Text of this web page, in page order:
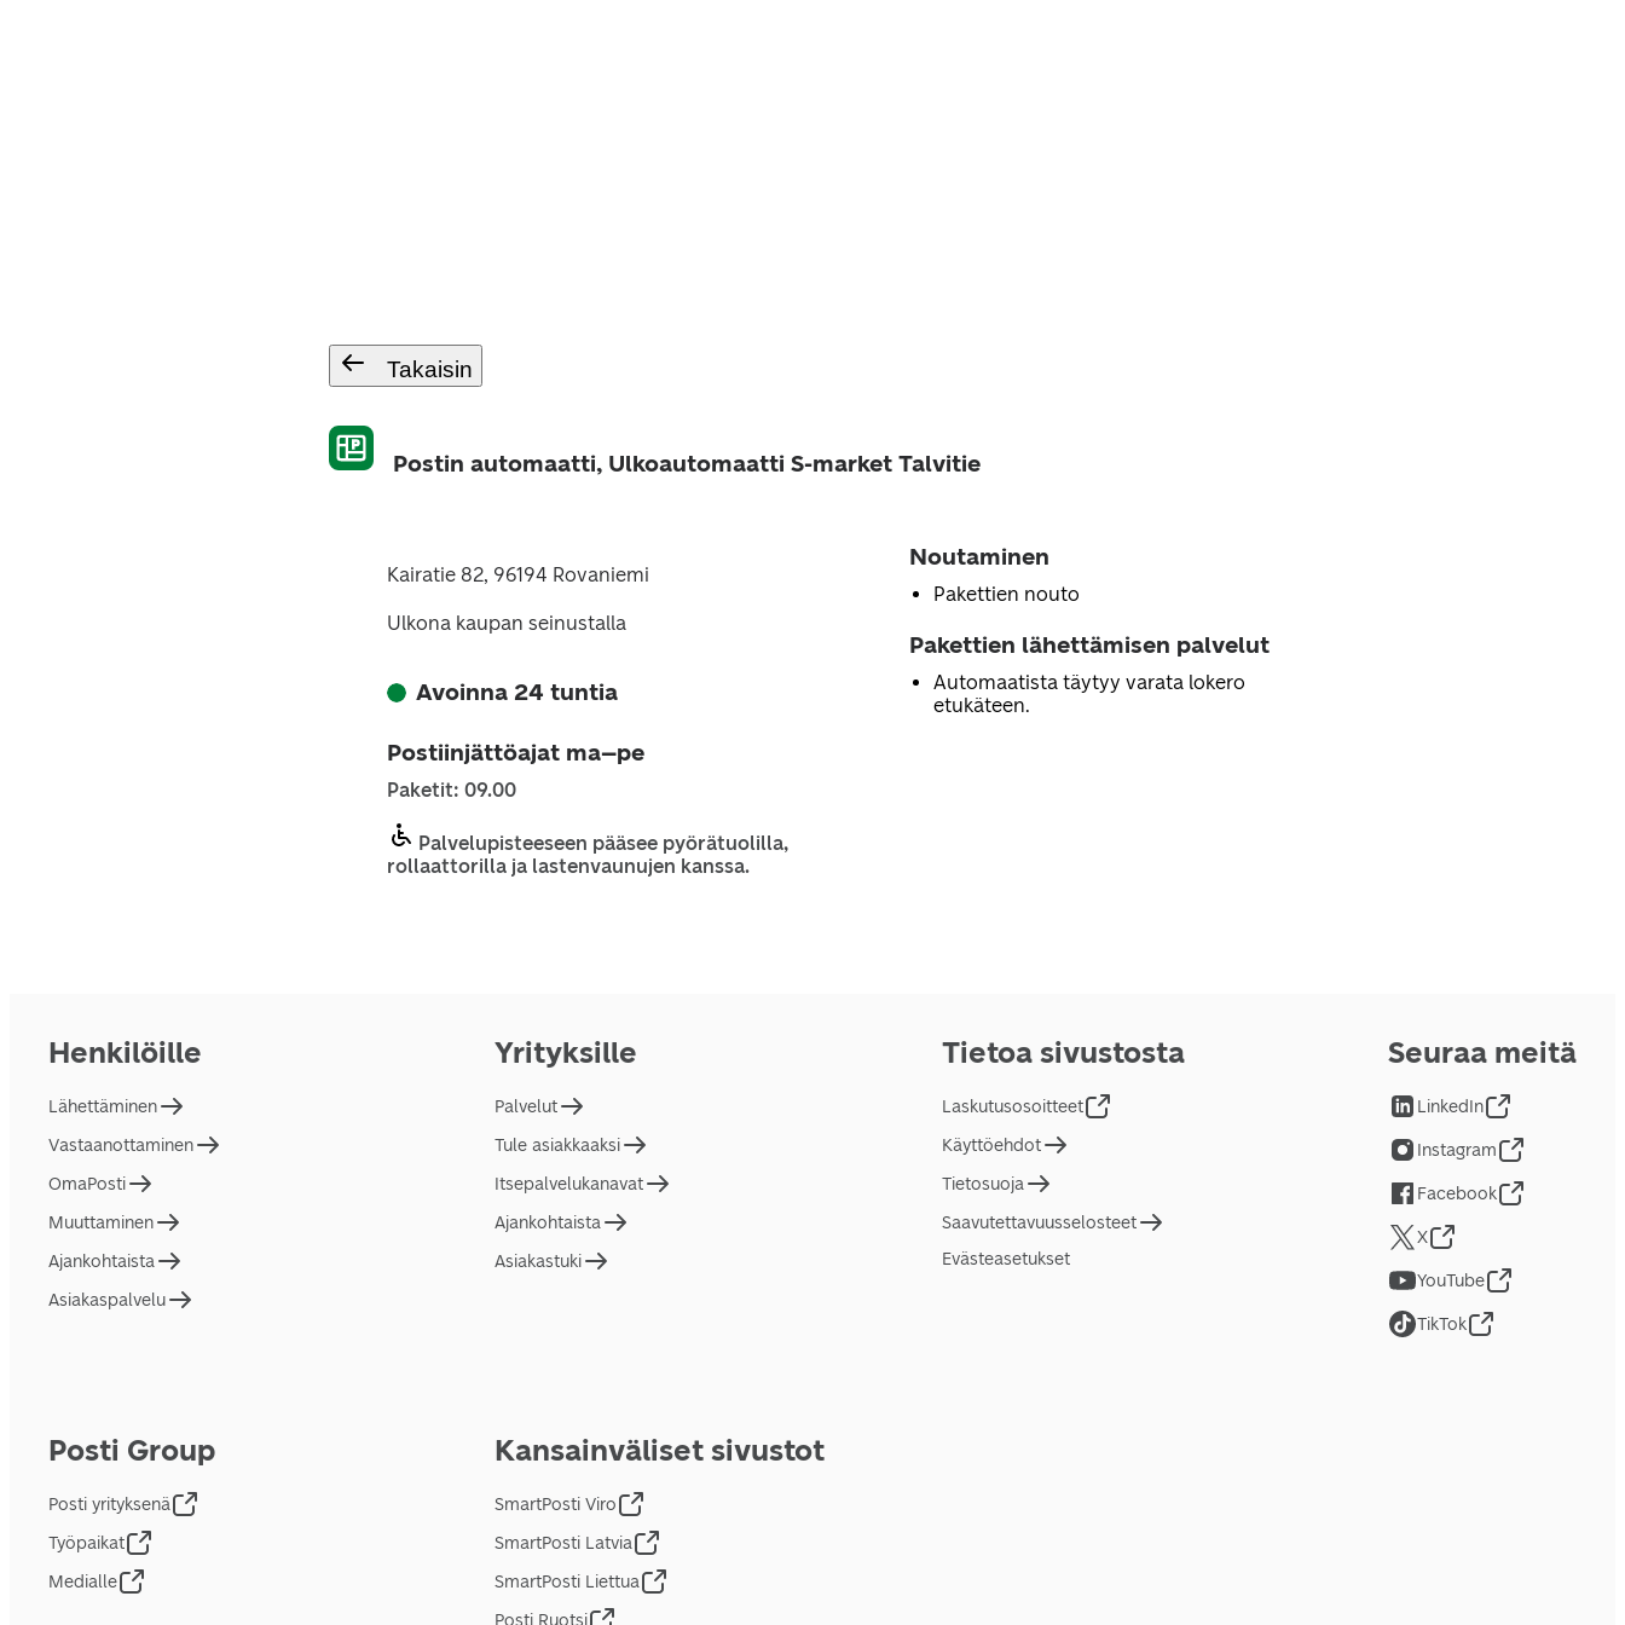
Takaisin
Postin automaatti, Ulkoautomaatti S-market Talvitie
Kairatie 82, 96194 Rovaniemi
Ulkona kaupan seinustalla
Avoinna 24 tuntia
Postiinjättöajat ma–pe
Paketit: 09.00
Palvelupisteeseen pääsee pyörätuolilla,
rollaattorilla ja lastenvaunujen kanssa.
Noutaminen
Pakettien nouto
Pakettien lähettämisen palvelut
Automaatista täytyy varata lokero
etukäteen.
Henkilöille
Lähettäminen
Vastaanottaminen
OmaPosti
Muuttaminen
Ajankohtaista
Asiakaspalvelu
Yrityksille
Palvelut
Tule asiakkaaksi
Itsepalvelukanavat
Ajankohtaista
Asiakastuki
Tietoa sivustosta
Laskutusosoitteet
Käyttöehdot
Tietosuoja
Saavutettavuusselosteet
Evästeasetukset
Posti Group
Posti yrityksenä
Työpaikat
Medialle
Kansainväliset sivustot
SmartPosti Viro
SmartPosti Latvia
SmartPosti Liettua
Posti Ruotsi
Seuraa meitä
LinkedIn
Instagram
Facebook
X
YouTube
TikTok